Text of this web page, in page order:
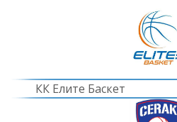
КК Елите Баскет